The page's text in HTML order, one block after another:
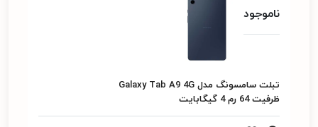
ناموجود
تبلت سامسونگ مدل Galaxy Tab A9 4G
ظرفیت 64 رم 4 گیگابایت